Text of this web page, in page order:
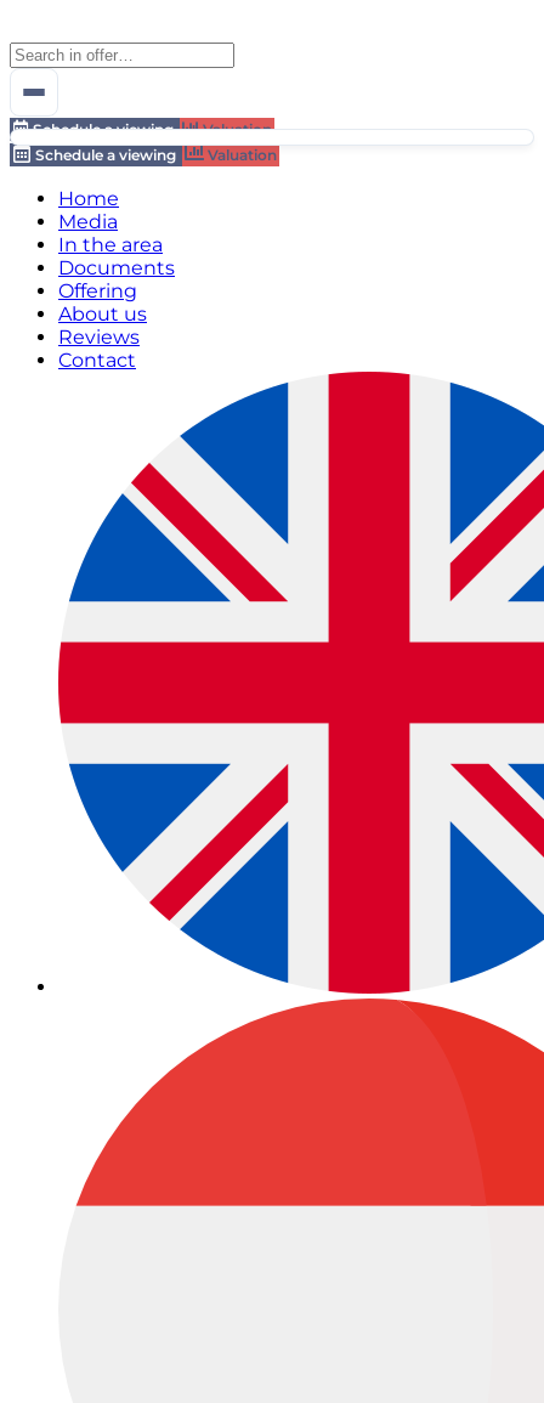
Schedule a viewing
Valuation
Schedule a viewing
Valuation
Home
Media
In the area
Documents
Offering
About us
Reviews
Contact